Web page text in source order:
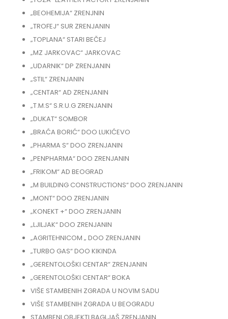
„BEOHEMIJA“ ZRENJNIN
„TROFEJ“ SUR ZRENJANIN
„TOPLANA“ STARI BEČEJ
„MZ JARKOVAC“ JARKOVAC
„UDARNIK“ DP ZRENJANIN
„STIL“ ZRENJANIN
„CENTAR“ AD ZRENJANIN
„T.M.S“ S.R.U.G ZRENJANIN
„DUKAT“ SOMBOR
„BRAĆA BORIĆ“ DOO LUKIĆEVO
„PHARMA S“ DOO ZRENJANIN
„PENPHARMA“ DOO ZRENJANIN
„FRIKOM“ AD BEOGRAD
„M BUILDING CONSTRUCTIONS“ DOO ZRENJANIN
„MONT“ DOO ZRENJANIN
„KONEKT +“ DOO ZRENJANIN
„LJILJAK“ DOO ZRENJANIN
„AGRITEHNICOM „ DOO ZRENJANIN
„TURBO GAS“ DOO KIKINDA
„GERENTOLOŠKI CENTAR“ ZRENJANIN
„GERENTOLOŠKI CENTAR“ BOKA
VIŠE STAMBENIH ZGRADA U NOVIM SADU
VIŠE STAMBENIH ZGRADA U BEOGRADU